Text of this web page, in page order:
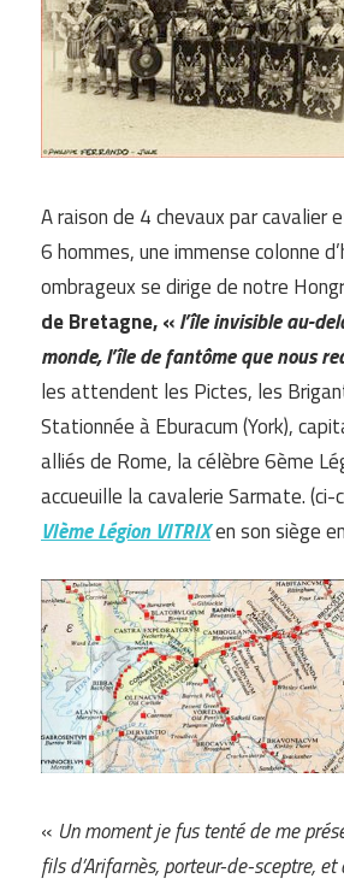
A raison de 4 chevaux par cavalier
6 hommes, une immense colonne
ombrageux se dirige de notre
de Bretagne, «l’île invisible au-
monde, l’île de fantôme que nous
les attendent les Pictes, les
Stationnée à Eburacum (York),
alliés de Rome, la célèbre 6ème
accueuille la cavalerie Sarmate.
VIème Légion VITRIXen son siège
« Un moment je fus tenté de me
fils d’Arifarnès, porteur-de-sceptre,